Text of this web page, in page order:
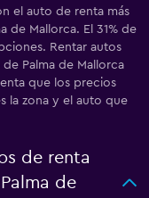
el auto de renta más
de Mallorca. El 31% de
Rentar autos
Palma de Mallorca
que los precios
la zona y el auto que
de renta
de